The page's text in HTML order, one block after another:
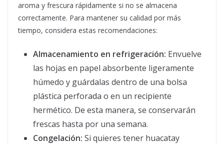
aroma y frescura rápidamente si no se almacena
correctamente. Para mantener su calidad por más
tiempo, considera estas recomendaciones:
Almacenamiento en refrigeración: Envuelve
las hojas en papel absorbente ligeramente
húmedo y guárdalas dentro de una bolsa
plástica perforada o en un recipiente
hermético. De esta manera, se conservarán
frescas hasta por una semana.
Congelación: Si quieres tener huacatay